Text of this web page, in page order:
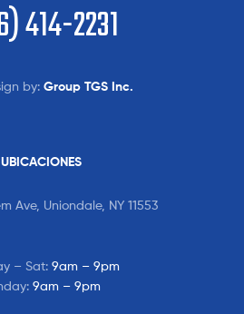
414-2231
by: Group TGS Inc.
UBICACIONES
Ave, Uniondale, NY 11553
– Sat: 9am – 9pm
9am – 9pm